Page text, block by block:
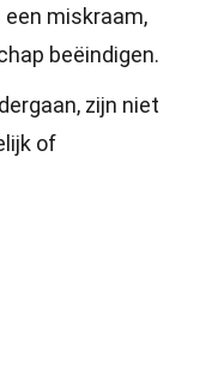
miskraam,
beëindigen.
zijn niet
of